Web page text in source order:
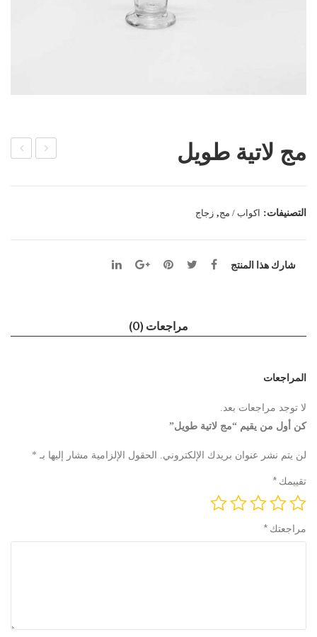
كذا
لاتيه
مج لاتية طويل
التصنيفات: اكواب / مج, زجاج
شارك هذا المنتج
مراجعات (0)
المراجعات
لا توجد مراجعات بعد.
كن أول من يقيم “مج لاتية طويل”
لن يتم نشر عنوان بريدك الإلكتروني. الحقول الإلزامية مشار إليها بـ *
تقييمك *
مراجعتك *